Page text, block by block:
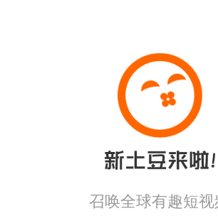
召唤全球有趣短视